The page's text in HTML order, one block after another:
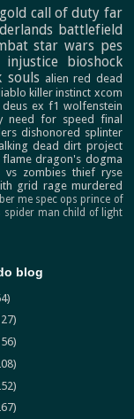
call of duty far
battlefield
star wars pes
injustice bioshock
souls alien red dead
killer instinct xcom
deus ex f1 wolfenstein
need for speed final
dishonored splinter
dead dirt project
dragon's dogma
vs zombies thief ryse
grid rage murdered
me spec ops prince of
spider man child of light
blog